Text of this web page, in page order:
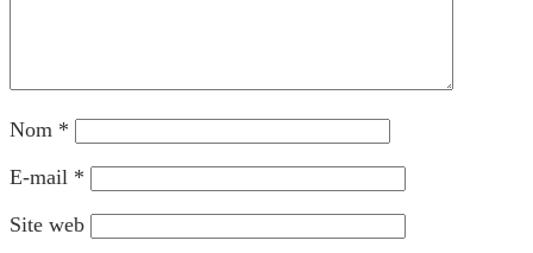
Nom *
E-mail *
Site web